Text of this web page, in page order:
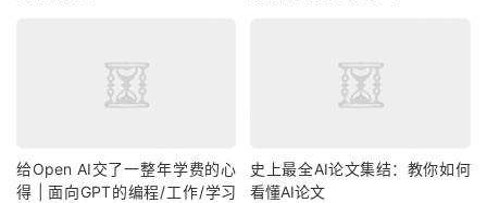
给Open AI交了一整年学费的心
得 | 面向GPT的编程/工作/学习
史上最全AI论文集结：教你如何
看懂AI论文